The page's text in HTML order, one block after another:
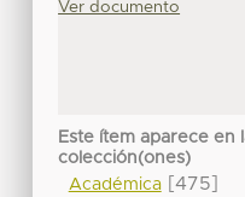
Ver documento
Este ítem aparece en
colección(ones)
Académica[475]